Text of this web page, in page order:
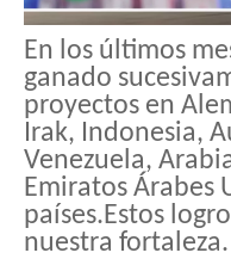
En los últimos
ganado
proyectos en
Irak, Indonesia,
Venezuela,
Emiratos Árabes
países.Estos
nuestra fortaleza.